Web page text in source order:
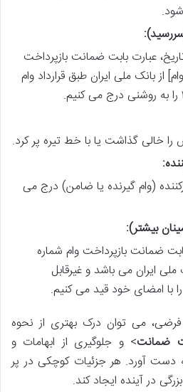
عبارت بابت ضمانت بازپرداخت
از بانک ملی ایران طبق قرارداد وام
خالی گذاشت یا با خط تیره پر کرد.
(وام گیرنده یا ضامن) درج می
بیشتر):
ضمانت بازپرداخت وام شماره
ملی ایران می باشد و غیرقابل
با امضای خود قید می کنیم.
می توان درک بهتری از نحوه
ضمانت> و جلوگیری از ابهامات و
دست آورد. هر جزئیات کوچکی در پر
در آینده ایجاد کند.